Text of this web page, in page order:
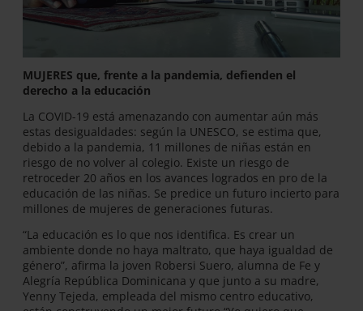
MUJERES que, frente a la pandemia, defienden el
derecho a la educación
La COVID-19 está amenazando con aumentar aún más
estas desigualdades: según la UNESCO, se estima que,
debido a la pandemia, 11 millones de niñas están en
riesgo de no volver al colegio. Existe un riesgo de
retroceder 20 años en los avances logrados en pro de la
educación de las niñas. Se predice un futuro incierto para
millones de mujeres de generaciones futuras.
“La educación es lo que nos identifica. Es crear un
ambiente donde no haya maltrato, que haya igualdad de
género”, afirma la joven Robersi Suero, alumna de Fe y
Alegría República Dominicana y que junto a su madre,
Yenny Tejeda, empleada del mismo centro educativo,